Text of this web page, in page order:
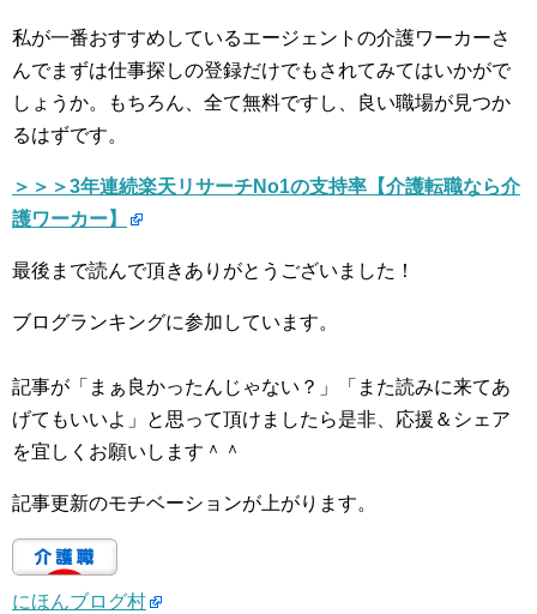
私が一番おすすめしているエージェントの介護ワーカーさ
んでまずは仕事探しの登録だけでもされてみてはいかがで
しょうか。もちろん、全て無料ですし、良い職場が見つか
るはずです。
＞＞＞3年連続楽天リサーチNo1の支持率【介護転職なら介
護ワーカー】
最後まで読んで頂きありがとうございました！
ブログランキングに参加しています。
記事が「まぁ良かったんじゃない？」「また読みに来てあ
げてもいいよ」と思って頂けましたら是非、応援＆シェア
を宜しくお願いします＾＾
記事更新のモチベーションが上がります。
にほんブログ村